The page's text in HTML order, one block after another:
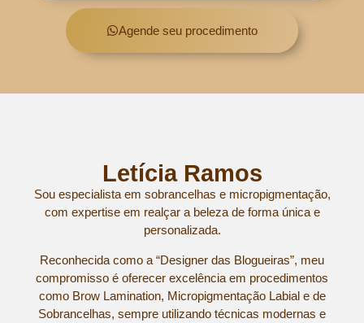
Agende seu procedimento
Letícia Ramos
Sou especialista em sobrancelhas e micropigmentação,
com expertise em realçar a beleza de forma única e
personalizada.
Reconhecida como a “Designer das Blogueiras”, meu
compromisso é oferecer excelência em procedimentos
como Brow Lamination, Micropigmentação Labial e de
Sobrancelhas, sempre utilizando técnicas modernas e